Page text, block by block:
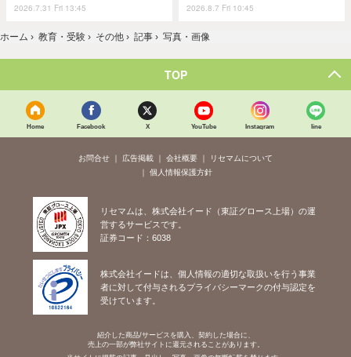
2026.7.31 Fri 13:45 2026.8.7 Fri 10:45
ホーム › 教育・受験 › その他 › 記事 › 写真・画像
TOP
Home Facebook X YouTube Instagram line
お問合せ 広告掲載 会社概要
リセマムについて
個人情報保護方針
リセマムは、株式会社イード（東証グロース上場）の運
営するサービスです。
証券コード：6038
株式会社イードは、個人情報の適切な取扱いを行う事業
者に対して付与されるプライバシーマークの付与認定を
受けています。
紹介した商品/サービスを購入、契約した場合に、
売上の一部が弊社サイトに還元されることがあります。